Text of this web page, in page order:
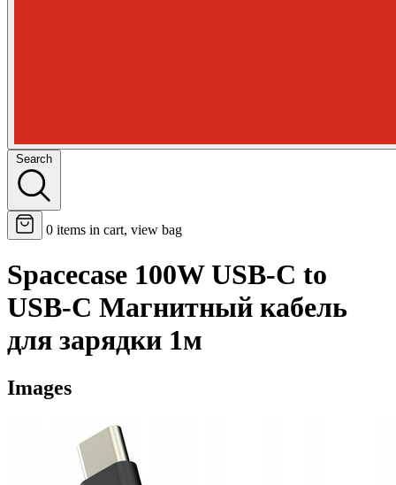
Search
0 items in cart, view bag
Spacecase 100W USB-C to
USB-C Магнитный кабель
для зарядки 1м
Images